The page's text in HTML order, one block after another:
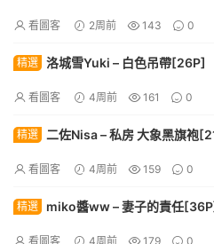
看圖客 2周前 143 0
精選 洛城雪Yuki – 白色吊帶[26P]
看圖客 4周前 161 0
精選 二佐Nisa – 私房 大象黑旗袍
看圖客 4周前 159 0
精選 miko醬ww – 妻子的責任
看圖客 4周前 179 0